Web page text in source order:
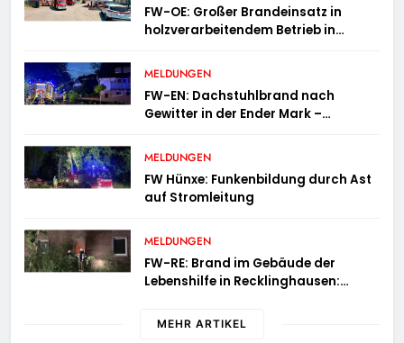
FW-OE: Großer Brandeinsatz in
holzverarbeitendem Betrieb in
13 Stunden
MELDUNGEN
FW-EN: Dachstuhlbrand nach
Gewitter in der Ender Mark –
Brandausbreitung
MELDUNGEN
FW Hünxe: Funkenbildung durch Ast
auf Stromleitung
MELDUNGEN
FW-RE: Brand im Gebäude der
Lebenshilfe in Recklinghausen:
MEHR ARTIKEL